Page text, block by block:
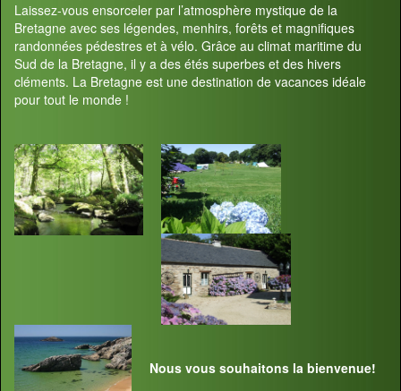
Laissez-vous ensorceler par l’atmosphère mystique de la
Bretagne avec ses légendes, menhirs, forêts et magnifiques
randonnées pédestres et à vélo. Grâce au climat maritime du
Sud de la Bretagne, il y a des étés superbes et des hivers
cléments. La Bretagne est une destination de vacances idéale
pour tout le monde !
Nous vous souhaitons la bienvenue!